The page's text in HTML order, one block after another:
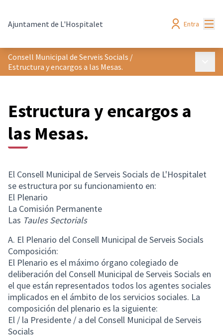
Ajuntament de L'Hospitalet Entra
Consell Municipal de Serveis Socials /
Estructura y encargos a las Mesas.
Estructura y encargos a
las Mesas.
El Consell Municipal de Serveis Socials de L'Hospitalet
se estructura por su funcionamiento en:
El Plenario
La Comisión Permanente
Las Taules Sectorials
A. El Plenario del Consell Municipal de Serveis Socials
Composición:
El Plenario es el máximo órgano colegiado de
deliberación del Consell Municipal de Serveis Socials en
el que están representados todos los agentes sociales
implicados en el ámbito de los servicios sociales. La
composición del plenario es la siguiente:
El / la Presidente / a del Consell Municipal de Serveis
Socials